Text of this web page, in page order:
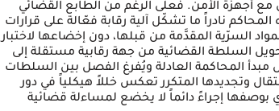
مع أجهزة الأمن. فعلى الرغم من الطابع القضائي
نادراً ما تشكّل آلية رقابة فعّالة على قرارات
السرّية المقدَّمة من قبلها، دون إخضاعها لاختبار
السلطة القضائية من جهة رقابية مستقلة إلى
المحاكمة العادلة ويُفرغ الفصل بين السلطات
وتجديدها المتكرر تعكس خللاً هيكلياً في دور
بوصفها إجراءً دائماً لا يخضع لمساءلة قضائية